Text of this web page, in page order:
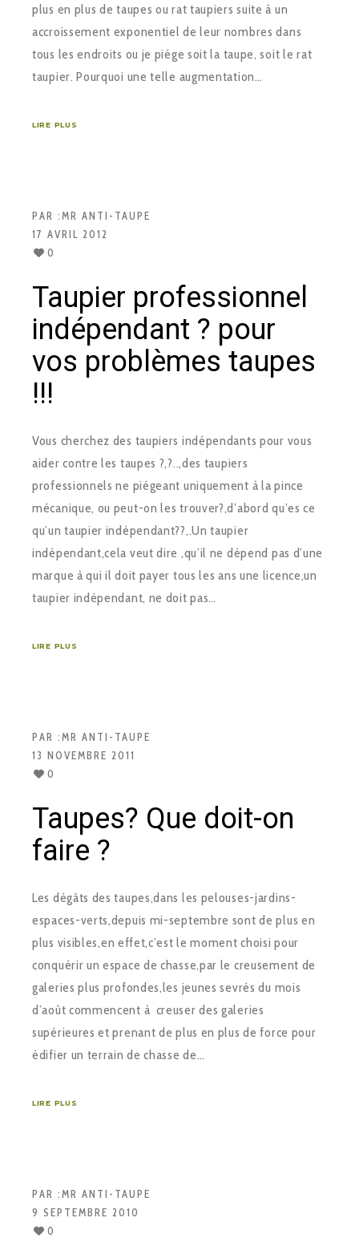
plus en plus de taupes ou rat taupiers suite à un
accroissement exponentiel de leur nombres dans
tous les endroits ou je piége soit la taupe, soit le rat
taupier. Pourquoi une telle augmentation…
LIRE PLUS
PAR :MR ANTI-TAUPE
17 AVRIL 2012
0
Taupier professionnel
indépendant ? pour
vos problèmes taupes
!!!
Vous cherchez des taupiers indépendants pour vous
aider contre les taupes ?,?..,des taupiers
professionnels ne piégeant uniquement à la pince
mécanique, ou peut-on les trouver?,d’abord qu’es ce
qu’un taupier indépendant??,.Un taupier
indépendant,cela veut dire ,qu’il ne dépend pas d’une
marque à qui il doit payer tous les ans une licence,un
taupier indépendant, ne doit pas…
LIRE PLUS
PAR :MR ANTI-TAUPE
13 NOVEMBRE 2011
0
Taupes? Que doit-on
faire ?
Les dégâts des taupes,dans les pelouses-jardins-
espaces-verts,depuis mi-septembre sont de plus en
plus visibles,en effet,c’est le moment choisi pour
conquérir un espace de chasse,par le creusement de
galeries plus profondes,les jeunes sevrés du mois
d’août commencent à creuser des galeries
supérieures et prenant de plus en plus de force pour
édifier un terrain de chasse de…
LIRE PLUS
PAR :MR ANTI-TAUPE
9 SEPTEMBRE 2010
0